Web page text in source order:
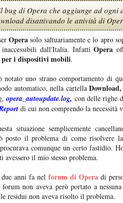
bug di Opera che aggiunge ad
disattivando le attività di
Opera solo saltuariamente e lo apro
inaccessibili dall'Italia. InfattiOpera
per i dispositivi mobili.
notato uno strano comportamento di
automatico, nella cartellaDownload,
opera_autoupdate.log, con delle righe
di cui non comprendo la necessità
situazione semplicemente
posto il problema di come risolvere
comunque un certo fastidio.
il mio stesso problema.
anni fa nel forum di Opera di
non aveva però portato a
residui non aveva risolto il problema.